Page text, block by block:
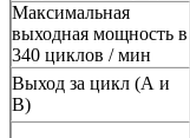
Максимальная
выходная мощность в
340 циклов / мин
Выход за цикл (А и
В)